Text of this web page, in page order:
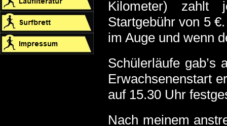
Kilometer) zahlt
Startgebühr von 5
im Auge und wenn
Schülerläufe
Erwachsenenstart
auf 15.30 Uhr
Nach meinem